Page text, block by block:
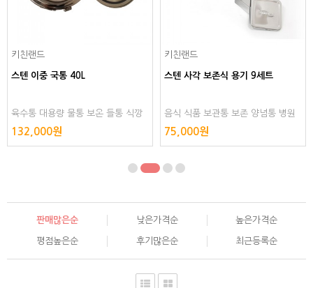
키친랜드
스텐 이중 국통 40L
육수통 대용량 물통 보온 들통 식깡
위생용기 보냉 밀폐형 대형 스텐레스
스텐리스
132,000원
키친랜드
스텐 사각 보존식 용기 9세트
음식 식품 보관통 보존 양념통 병원
소스통 밀폐 스테인레스 스텐레스 스
텐리스 스테인리스
75,000원
판매많은순 낮은가격순 높은가격순
평점높은순 후기많은순 최근등록순